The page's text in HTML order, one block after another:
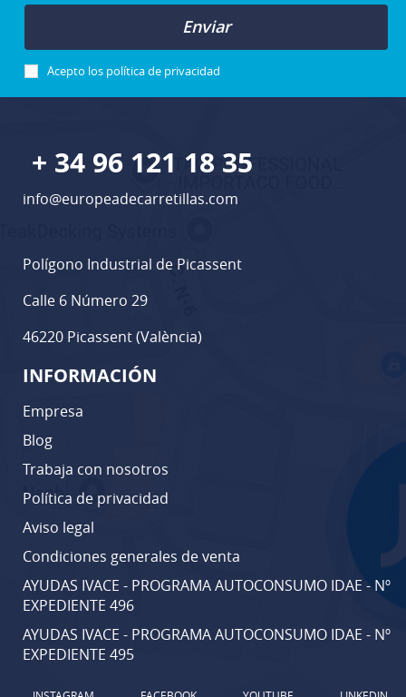
Enviar
Acepto los política de privacidad
+ 34 96 121 18 35
info@europeadecarretillas.com
Polígono Industrial de Picassent
Calle 6 Número 29
46220 Picassent (València)
INFORMACIÓN
Empresa
Blog
Trabaja con nosotros
Política de privacidad
Aviso legal
Condiciones generales de venta
AYUDAS IVACE - PROGRAMA AUTOCONSUMO IDAE - Nº
EXPEDIENTE 496
AYUDAS IVACE - PROGRAMA AUTOCONSUMO IDAE - Nº
EXPEDIENTE 495